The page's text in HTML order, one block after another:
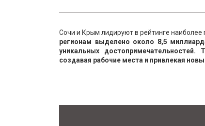
Сочи и Крым лидируют в рейтинге наиболее
регионам выделено около 8,5
уникальных
создавая рабочие места и привлекая